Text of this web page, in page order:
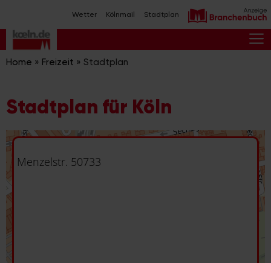
Inhalt
springen
Wetter Kölnmail Stadtplan
Home » Freizeit » Stadtplan
Stadtplan für Köln